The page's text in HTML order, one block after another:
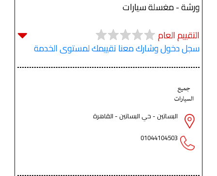
ورشة - مغسلة سيارات
التقييم العام
سجل دخول وشارك معنا تقييمك لمستوى الخدمة
البساتين - حي البساتين - القاهرة
01044104503